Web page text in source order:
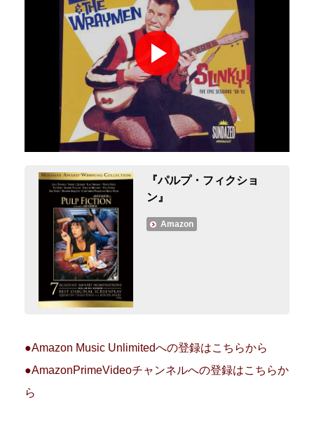
『パルプ・フィクショ
ン』
Amazon
●Amazon Music Unlimitedへの登録はこちらから
●AmazonPrimeVideoチャンネルへの登録はこちらか
ら